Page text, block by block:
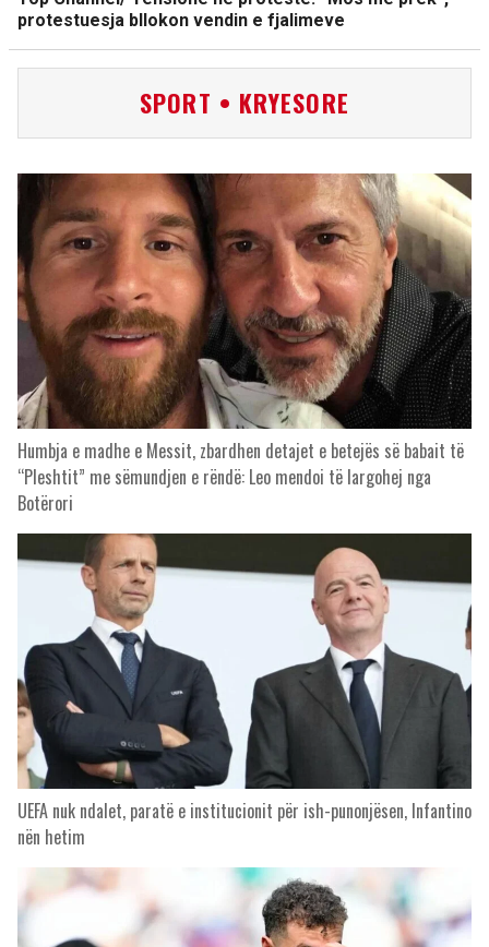
protestuesja bllokon vendin e fjalimeve
SPORT • KRYESORE
Humbja e madhe e Messit, zbardhen detajet e betejës së babait të
“Pleshtit” me sëmundjen e rëndë: Leo mendoi të largohej nga
Botërori
UEFA nuk ndalet, paratë e institucionit për ish-punonjësen, Infantino
nën hetim